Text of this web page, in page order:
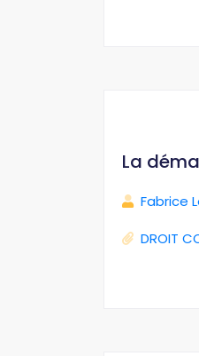
La
Fabrice
DROIT